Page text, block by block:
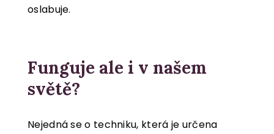
oslabuje.
Funguje ale i v našem
světě?
Nejedná se o techniku, která je určena